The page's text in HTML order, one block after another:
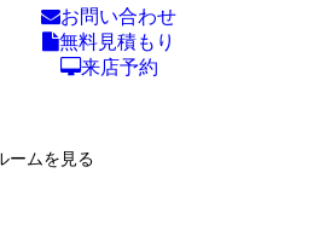
お問い合わせ
無料見積もり
来店予約
ームを見る